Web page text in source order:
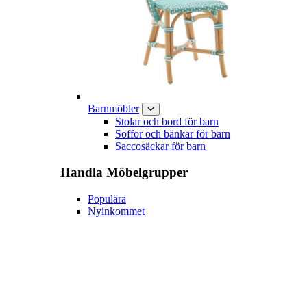
Barnmöbler
Stolar och bord för barn
Soffor och bänkar för barn
Saccosäckar för barn
Handla Möbelgrupper
Populära
Nyinkommet